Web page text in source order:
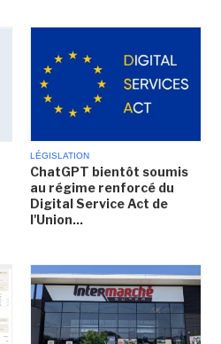
LÉGISLATION
ChatGPT bientôt soumis
au régime renforcé du
Digital Service Act de
l'Union...